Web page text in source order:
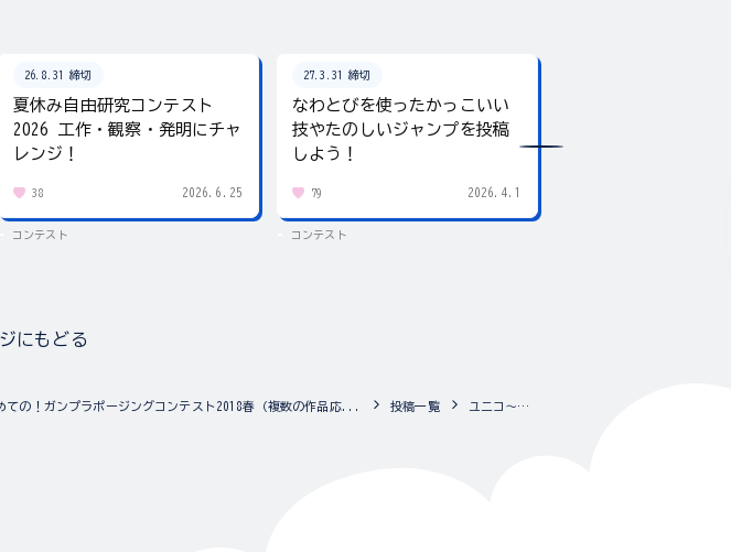
26.8.31 締切
夏休み自由研究コンテスト
2026 工作・観察・発明にチャ
レンジ！
38 2026.6.25
コンテスト
27.3.31 締切
なわとびを使ったかっこいい
技やたのしいジャンプを投稿
しよう！
79 2026.4.1
コンテスト
にもどる
の！ガンプラポージングコンテスト2018春（複数の作品応... 投稿一覧 ユニコ～ン☆